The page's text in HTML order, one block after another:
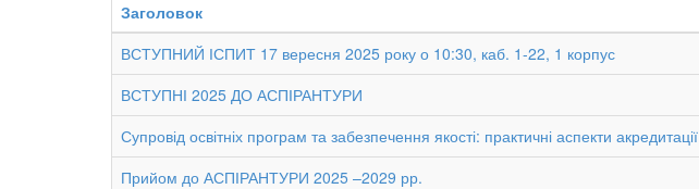
Заголовок
ВСТУПНИЙ ІСПИТ 17 вересня 2025 року о 10:30, каб. 1-22, 1 корпус
ВСТУПНІ 2025 ДО АСПІРАНТУРИ
Супровід освітніх програм та забезпечення якості: практичні аспекти акредитації
Прийом до АСПІРАНТУРИ 2025 –2029 рр.